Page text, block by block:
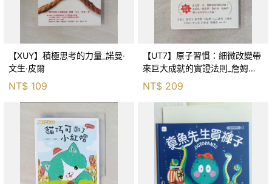
【XUY】積極思考的力量_諾曼‧
文生‧皮爾
NT$ 109
【UT7】原子習慣：細微改變帶
來巨大成就的實證法則_詹姆斯‧
克利爾, 蔡世偉
NT$ 209